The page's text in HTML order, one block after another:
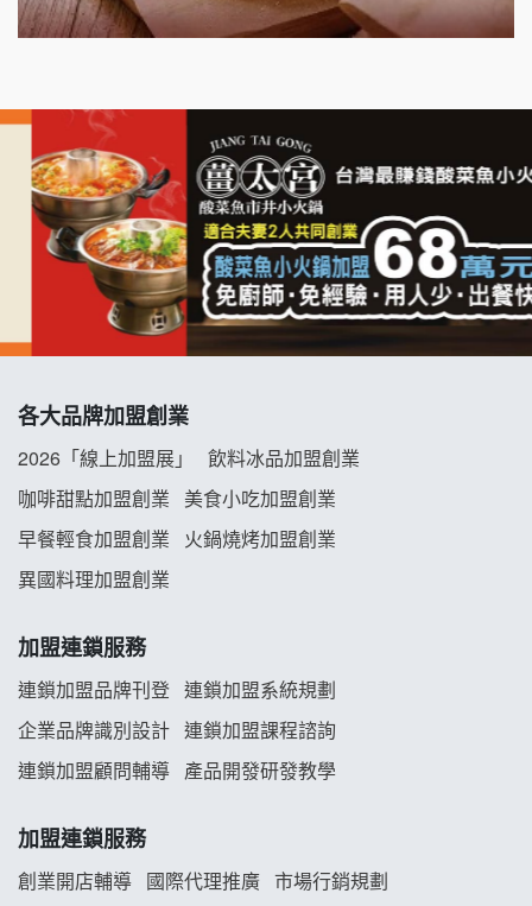
千香漢堡加盟說明會
拉亞漢堡加盟說明會
杜芳子古味茶鋪加盟說明會
優握握×酸奶大獅加盟說明會
冬城門加盟說明會
阿性情趣無人販售所加盟明會
龍涎居好湯加盟說明會
舒油頭加盟說明會
義氣豐發雞加盟說明會
Mr.Wish加盟說明會
雞咕雞咕加盟說明會
各大品牌加盟創業
2026「線上加盟展」
飲料冰品加盟創業
咖啡甜點加盟創業
美食小吃加盟創業
早餐輕食加盟創業
火鍋燒烤加盟創業
異國料理加盟創業
加盟連鎖服務
連鎖加盟品牌刊登 連鎖加盟系統規劃
企業品牌識別設計 連鎖加盟課程諮詢
連鎖加盟顧問輔導 產品開發研發教學
加盟連鎖服務
創業開店輔導 國際代理推廣 市場行銷規劃